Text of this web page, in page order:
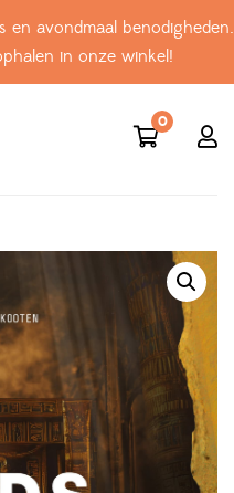
en avondmaal benodigheden.
in onze winkel!
0